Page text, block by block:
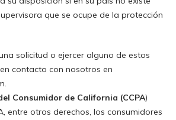
que se ocupe de la protección
solicitud o ejercer alguno de estos
contacto con nosotros en
.
Consumidor de California (CCPA)
entre otros derechos, los consumidores